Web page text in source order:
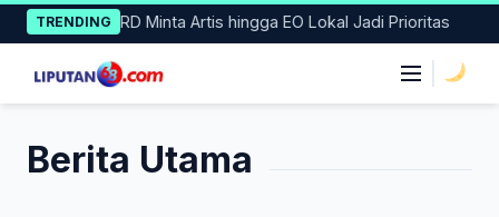
Skip
to
content
TRENDING
Kelas, DPRD Minta Artis hingga EO Lokal Jadi Prioritas
Berita Utama